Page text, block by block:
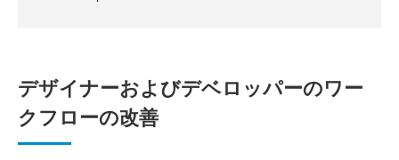
デザイナーおよびデベロッパーのワー
クフローの改善